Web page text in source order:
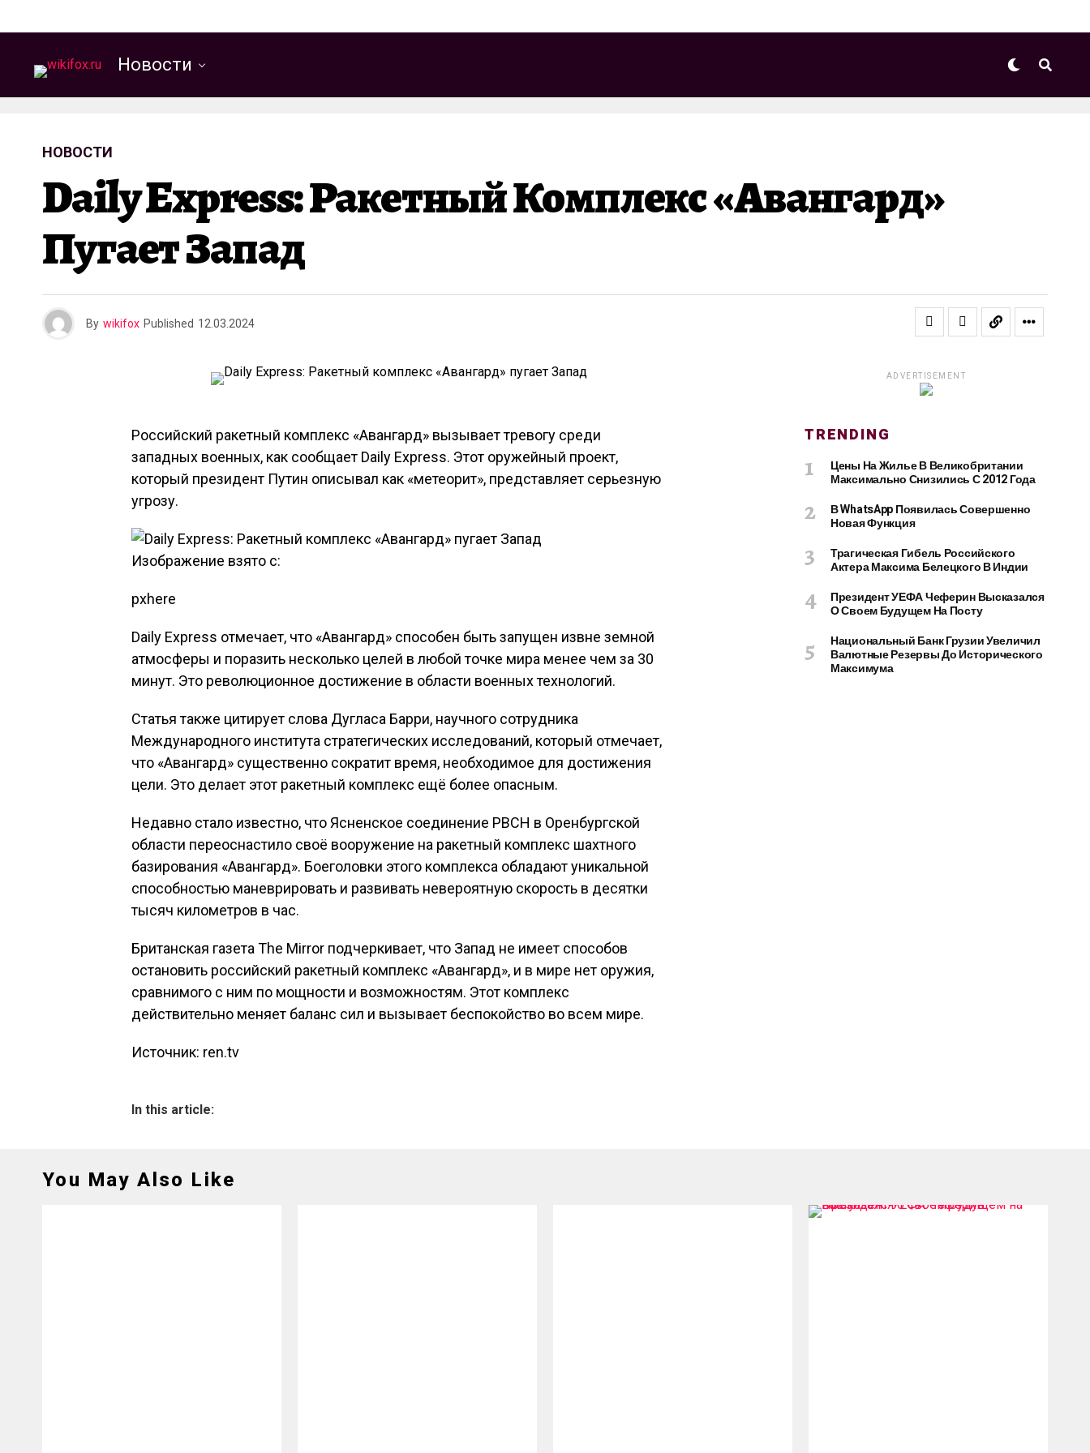
Новости
НОВОСТИ
Daily Express: Ракетный Комплекс «Авангард»
Пугает Запад
By wikifox Published 12.03.2024
Российский ракетный комплекс «Авангард» вызывает тревогу среди
западных военных, как сообщает Daily Express. Этот оружейный проект,
который президент Путин описывал как «метеорит», представляет серьезную
угрозу.
Изображение взято с:
pxhere
Daily Express отмечает, что «Авангард» способен быть запущен извне земной
атмосферы и поразить несколько целей в любой точке мира менее чем за 30
минут. Это революционное достижение в области военных технологий.
Статья также цитирует слова Дугласа Барри, научного сотрудника
Международного института стратегических исследований, который отмечает,
что «Авангард» существенно сократит время, необходимое для достижения
цели. Это делает этот ракетный комплекс ещё более опасным.
Недавно стало известно, что Ясненское соединение РВСН в Оренбургской
области переоснастило своё вооружение на ракетный комплекс шахтного
базирования «Авангард». Боеголовки этого комплекса обладают уникальной
способностью маневрировать и развивать невероятную скорость в десятки
тысяч километров в час.
Британская газета The Mirror подчеркивает, что Запад не имеет способов
остановить российский ракетный комплекс «Авангард», и в мире нет оружия,
сравнимого с ним по мощности и возможностям. Этот комплекс
действительно меняет баланс сил и вызывает беспокойство во всем мире.
Источник: ren.tv
In this article:
ADVERTISEMENT
TRENDING
Цены На Жилье В Великобритании
Максимально Снизились С 2012 Года
В WhatsApp Появилась Совершенно
Новая Функция
Трагическая Гибель Российского
Актера Максима Белецкого В Индии
Президент УЕФА Чеферин Высказался
О Своем Будущем На Посту
Национальный Банк Грузии Увеличил
Валютные Резервы До Исторического
Максимума
You May Also Like